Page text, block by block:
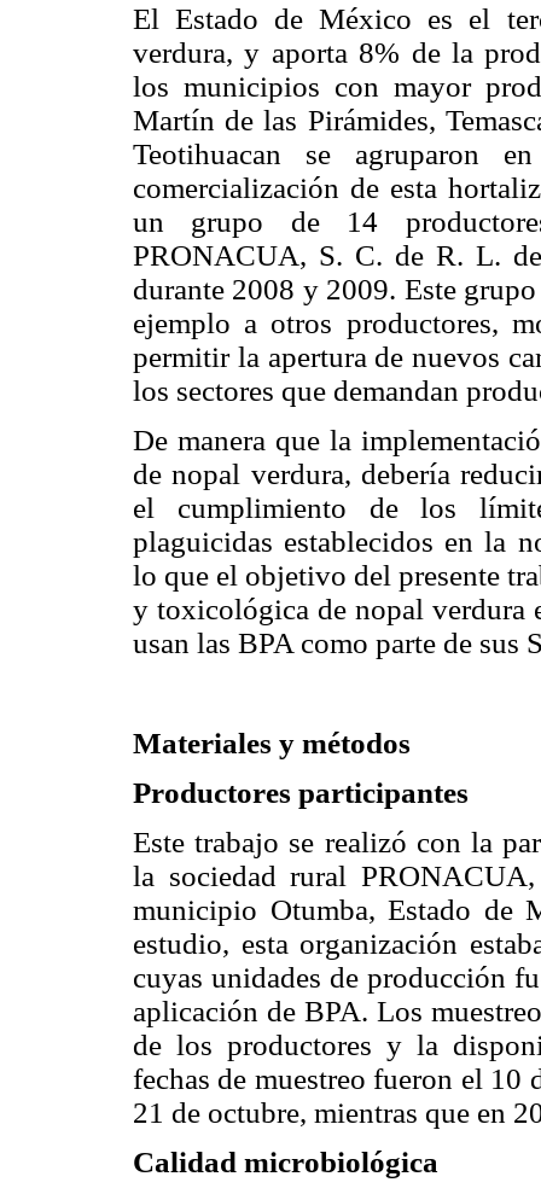
El Estado de México es el
verdura, y aporta 8% de la
los municipios con mayor
Martín de las Pirámides,
Teotihuacan se agruparon
comercialización de esta
un grupo de 14
PRONACUA, S. C. de R. L.
durante 2008 y 2009. Este
ejemplo a otros productores,
permitir la apertura de nuevos
los sectores que demandan
De manera que la
de nopal verdura, debería
el cumplimiento de los
plaguicidas establecidos en la
lo que el objetivo del presente
y toxicológica de nopal verdura
usan las BPA como parte de sus
Materiales y métodos
Productores participantes
Este trabajo se realizó con la
la sociedad rural
municipio Otumba, Estado de
estudio, esta organización
cuyas unidades de producción
aplicación de BPA. Los
de los productores y la
fechas de muestreo fueron el 10
21 de octubre, mientras que en
Calidad microbiológica